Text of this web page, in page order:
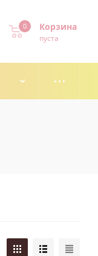
Корзина
0
пуста
0